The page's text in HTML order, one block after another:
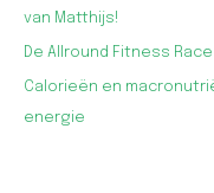
van Matthijs!
De Allround Fitness
Calorieën en
energie